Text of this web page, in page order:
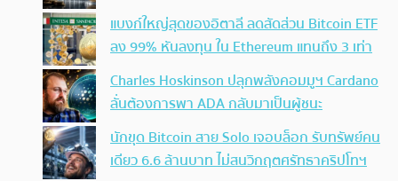
แบงก์ใหญ่สุดของอิตาลี ลดสัดส่วน Bitcoin ETF
ลง 99% หันลงทุน ใน Ethereum แทนถึง 3 เท่า
Charles Hoskinson ปลุกพลังคอมมูฯ Cardano
ลั่นต้องการพา ADA กลับมาเป็นผู้ชนะ
นักขุด Bitcoin สาย Solo เจอบล็อก รับทรัพย์คน
เดียว 6.6 ล้านบาท ไม่สนวิกฤตศรัทธาคริปโทฯ